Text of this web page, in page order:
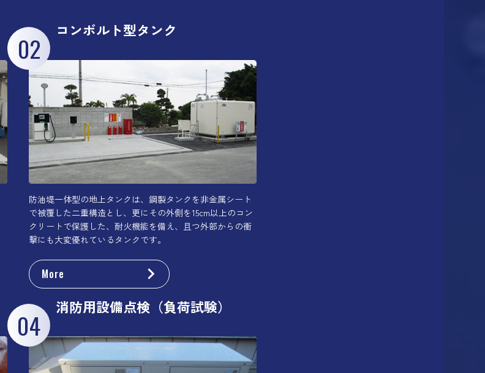
02
コンボルト型タンク
防油堤一体型の地上タンクは、鋼製タンクを非金属シート
で被覆した二重構造とし、更にその外側を15cm以上のコン
クリートで保護した、耐火機能を備え、且つ外部からの衝
撃にも大変優れているタンクです。
More
04
消防用設備点検（負荷試験）